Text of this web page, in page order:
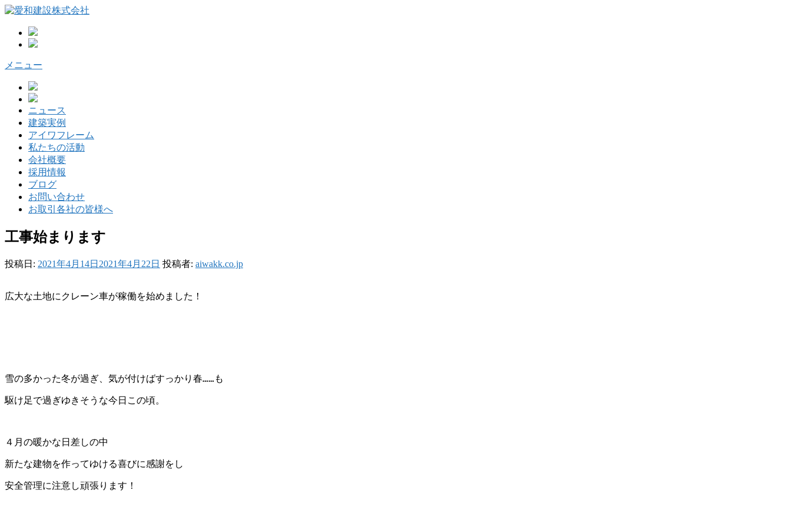
コ
へ
メニュー
ニュース
建築実例
アイワフレーム
私たちの活動
会社概要
採用情報
ブログ
お問い合わせ
お取引各社の皆様へ
工事始まります
投稿日: 2021年4月14日 2021年4月22日 投稿者: aiwakk.co.jp
広大な土地にクレーン車が稼働を始めました！
雪の多かった冬が過ぎ、気が付けばすっかり春……も
駆け足で過ぎゆきそうな今日この頃。
４月の暖かな日差しの中
新たな建物を作ってゆける喜びに感謝をし
安全管理に注意し頑張ります！